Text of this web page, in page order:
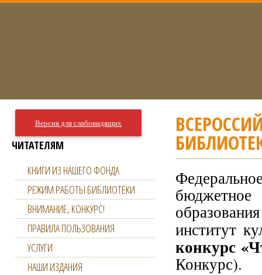
институт
конкурс
Конкурс).
Версия для слабовидящих
ЧИТАТЕЛЯМ
КНИГИ ИЗ НАШЕГО ФОНДА
РЕЖИМ РАБОТЫ БИБЛИОТЕКИ
ВНИМАНИЕ, КОНКУРС!
ПРАВИЛА ПОЛЬЗОВАНИЯ
УСЛУГИ
НАШИ ИЗДАНИЯ